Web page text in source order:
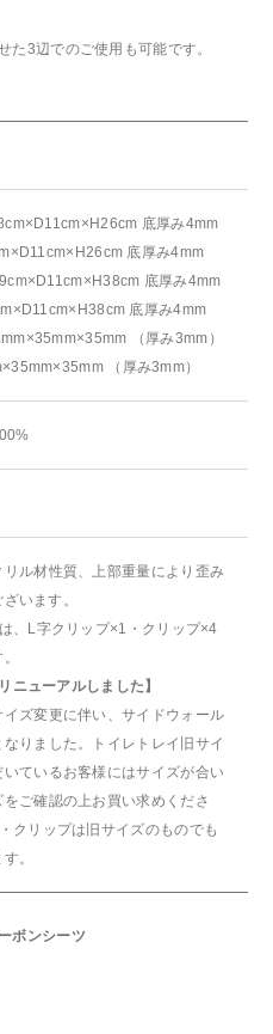
た3辺でのご使用も可能です。
底厚み4mm
底厚み4mm
底厚み4mm
底厚み4mm
（厚み3mm）
（厚み3mm）
ル材性質、上部重量により歪み
います。
、L字クリップ×1・クリップ×4
ニューアルしました】
イズ変更に伴い、サイドウォール
りました。トイレトレイ旧サイ
ているお客様にはサイズが合い
ご確認の上お買い求めくださ
クリップは旧サイズのものでも
。
ボンシーツ